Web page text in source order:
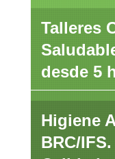
Talleres
desde 5
Higiene
BRC/